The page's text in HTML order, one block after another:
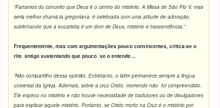
“Partamos do conceito que Deus é o centro do mistério. A Missa de São Pio V, mas
seria melhor chamá-la gregoriana, é celebrada com uma atitude de adoração,
sublinhando que a eucaristia é um dom de Deus, mistério e trascendência.”
Frequentemente, mas com argumentações pouco convincentes, critica-se o
rito antigo sustentando que pouco se o entende…
“Não compartilho dessa opinião. Entretanto, o latim permanece sempre a lingua
universal da Igreja. Ademais, sobre a cruz Cristo, morrendo não foi compreendido.
Ele expirou no mistério e não houve necessidade de tradutores ou de divulgadores
para explicar aquele mistério. Portanto, se Cristo morto na Cruz é o mistério por